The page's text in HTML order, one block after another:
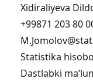
Xidiraliyeva
+99871 203 80
Statistika
Dastlabki